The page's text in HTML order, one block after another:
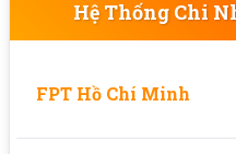
Hệ Thống Chi
FPT Hồ Chí Minh